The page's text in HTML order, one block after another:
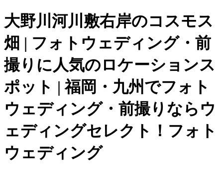
大野川河川敷右岸のコスモス
畑 | フォトウェディング・前
撮りに人気のロケーションス
ポット | 福岡・九州でフォト
ウェディング・前撮りならウ
ェディングセレクト！フォト
ウェディング